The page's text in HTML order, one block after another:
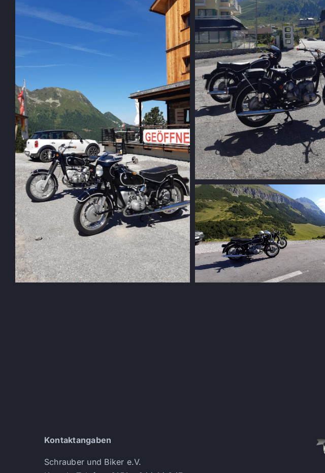
Kontaktangaben
Schrauber und Biker e.V.